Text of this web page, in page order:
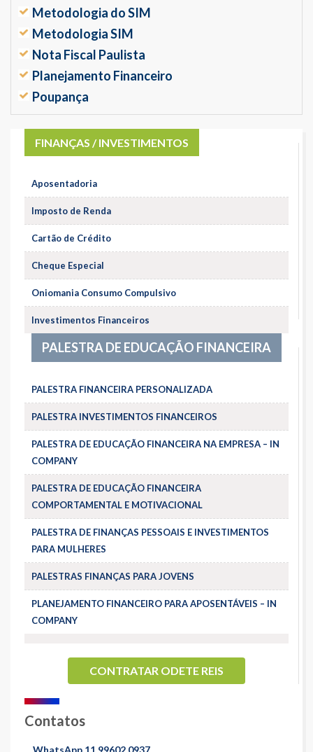
Metodologia do SIM
Metodologia SIM
Nota Fiscal Paulista
Planejamento Financeiro
Poupança
FINANÇAS / INVESTIMENTOS
Aposentadoria
Imposto de Renda
Cartão de Crédito
Cheque Especial
Oniomania Consumo Compulsivo
Investimentos Financeiros
PALESTRA DE EDUCAÇÃO FINANCEIRA
PALESTRA FINANCEIRA PERSONALIZADA
PALESTRA INVESTIMENTOS FINANCEIROS
PALESTRA DE EDUCAÇÃO FINANCEIRA NA EMPRESA – IN
COMPANY
PALESTRA DE EDUCAÇÃO FINANCEIRA
COMPORTAMENTAL E MOTIVACIONAL
PALESTRA DE FINANÇAS PESSOAIS E INVESTIMENTOS
PARA MULHERES
PALESTRAS FINANÇAS PARA JOVENS
PLANEJAMENTO FINANCEIRO PARA APOSENTÁVEIS – IN
COMPANY
CONTRATAR ODETE REIS
Contatos
WhatsApp 11 99602 0937